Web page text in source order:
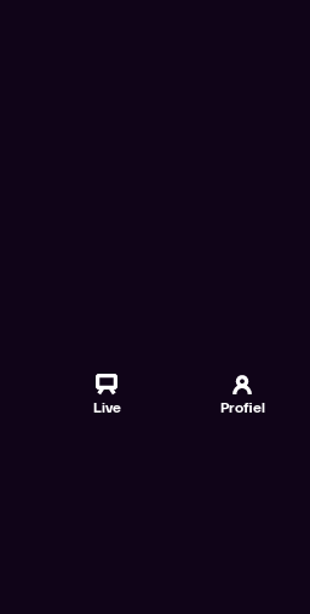
Live Profiel